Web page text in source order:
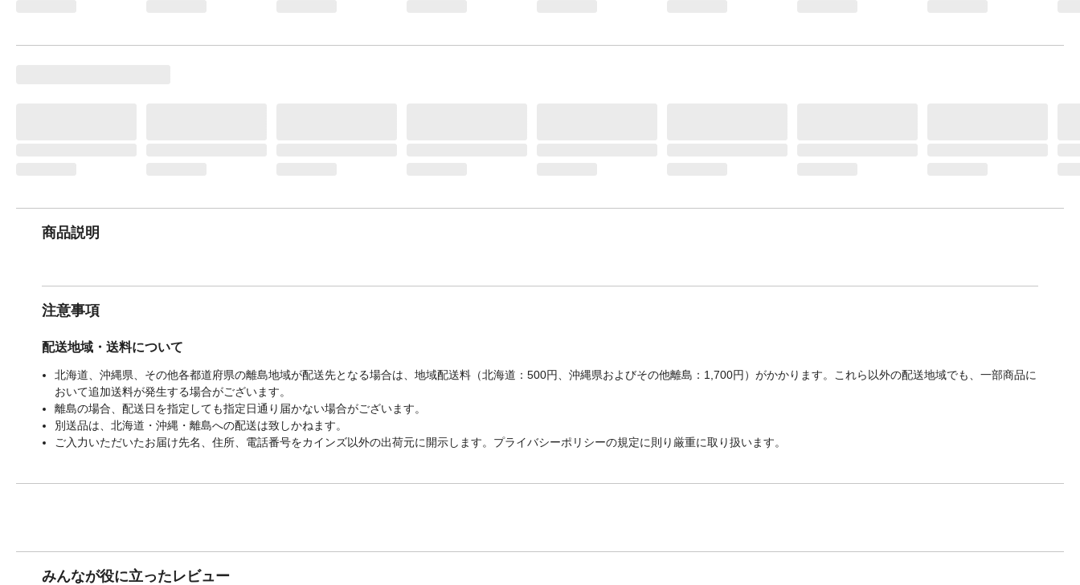
商品説明
注意事項
配送地域・送料について
北海道、沖縄県、その他各都道府県の離島地域が配送先となる場合は、地域配送料（北海道：500円、沖縄県およびその他離島：1,700円）がかかります。これら以外の配送地域でも、一部商品に
おいて追加送料が発生する場合がございます。
離島の場合、配送日を指定しても指定日通り届かない場合がございます。
別送品は、北海道・沖縄・離島への配送は致しかねます。
ご入力いただいたお届け先名、住所、電話番号をカインズ以外の出荷元に開示します。プライバシーポリシーの規定に則り厳重に取り扱います。
みんなが役に立ったレビュー